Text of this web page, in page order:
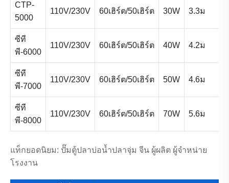
CTP-
5000
110V/230V 60เฮิร์ต/50เฮิร์ต 30W 3.3ม
ซีที
พี-6000
110V/230V 60เฮิร์ต/50เฮิร์ต 40W 4.2ม
ซีที
พี-7000
110V/230V 60เฮิร์ต/50เฮิร์ต 50W 4.6ม
ซีที
พี-8000
110V/230V 60เฮิร์ต/50เฮิร์ต 70W 5.6ม
แท็กยอดนิยม: ปั๊มตู้ปลาบ่อน้ำปลาจุ่ม จีน ผู้ผลิต ผู้จำหน่าย
โรงงาน